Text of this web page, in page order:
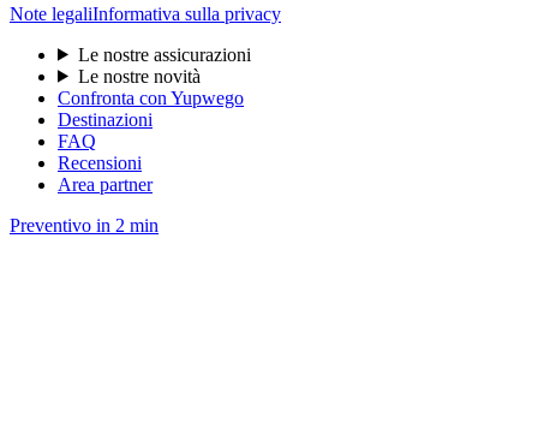
Note legaliInformativa sulla privacy
Le nostre assicurazioni
Le nostre novità
Confronta con Yupwego
Destinazioni
FAQ
Recensioni
Area partner
Preventivo in 2 min